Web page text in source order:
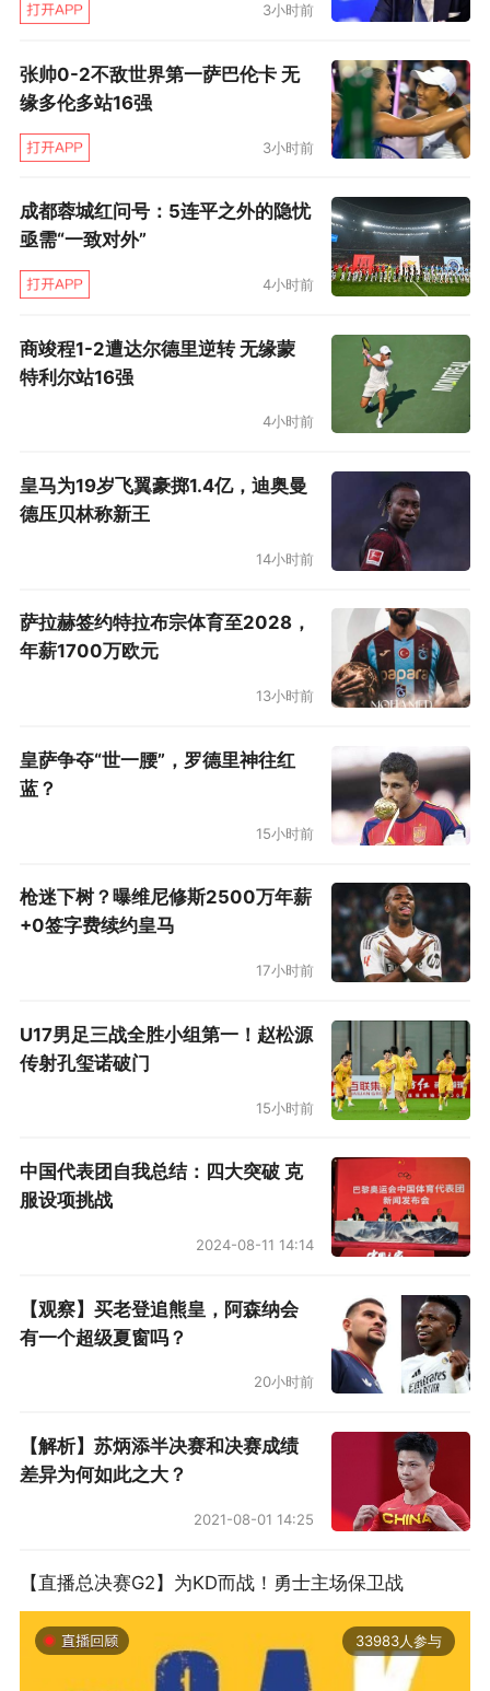
3小时前
张帅0-2不敌世界第一萨巴伦卡 无
缘多伦多站16强
3小时前
成都蓉城红问号：5连平之外的隐忧
亟需“一致对外”
4小时前
商竣程1-2遭达尔德里逆转 无缘蒙
特利尔站16强
4小时前
皇马为19岁飞翼豪掷1.4亿，迪奥曼
德压贝林称新王
14小时前
萨拉赫签约特拉布宗体育至2028，
年薪1700万欧元
13小时前
皇萨争夺“世一腰”，罗德里神往红
蓝？
15小时前
枪迷下树？曝维尼修斯2500万年薪
+0签字费续约皇马
17小时前
U17男足三战全胜小组第一！赵松源
传射孔玺诺破门
15小时前
中国代表团自我总结：四大突破 克
服设项挑战
2024-08-11 14:14
【观察】买老登追熊皇，阿森纳会
有一个超级夏窗吗？
20小时前
【解析】苏炳添半决赛和决赛成绩
差异为何如此之大？
2021-08-01 14:25
【直播总决赛G2】为KD而战！勇士主场保卫战
33983人参与